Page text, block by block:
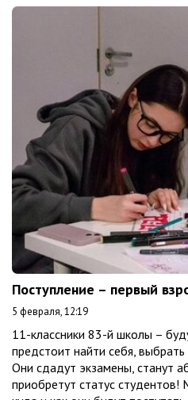
Поступление – первый
5 февраля, 12:19
11-классники 83-й школы –
предстоит найти себя,
Они сдадут экзамены, станут
приобретут статус